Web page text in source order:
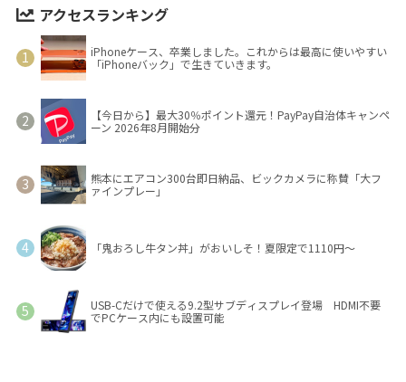
アクセスランキング
iPhoneケース、卒業しました。これからは最高に使いやすい
「iPhoneバック」で生きていきます。
【今日から】最大30％ポイント還元！PayPay自治体キャンペ
ーン 2026年8月開始分
熊本にエアコン300台即日納品、ビックカメラに称賛「大フ
ァインプレー」
「鬼おろし牛タン丼」がおいしそ！夏限定で1110円～
USB-Cだけで使える9.2型サブディスプレイ登場 HDMI不要
でPCケース内にも設置可能